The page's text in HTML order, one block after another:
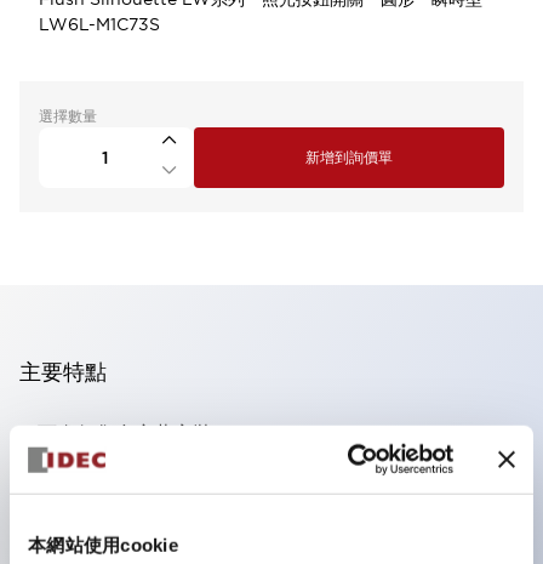
本網站使用cookie
LW6L-M1C73S
選擇數量
新增到詢價單
主要特點
可進行集合密著安裝
附鎖選擇開關採用高安全性的彈子鎖結構